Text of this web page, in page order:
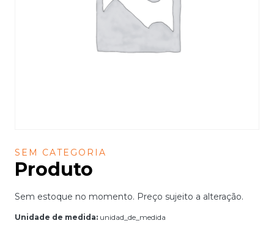
SEM CATEGORIA
Produto
Sem estoque no momento. Preço sujeito a alteração.
Unidade de medida: unidad_de_medida